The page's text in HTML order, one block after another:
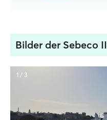
Bilder der Sebeco II
1 / 3